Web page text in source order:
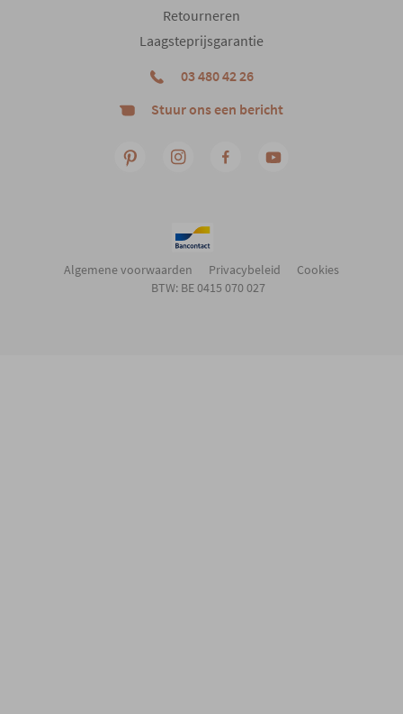
Retourneren
Laagsteprijsgarantie
03 480 42 26
Stuur ons een bericht
Algemene voorwaarden Privacybeleid
Cookies
BTW: BE 0415 070 027